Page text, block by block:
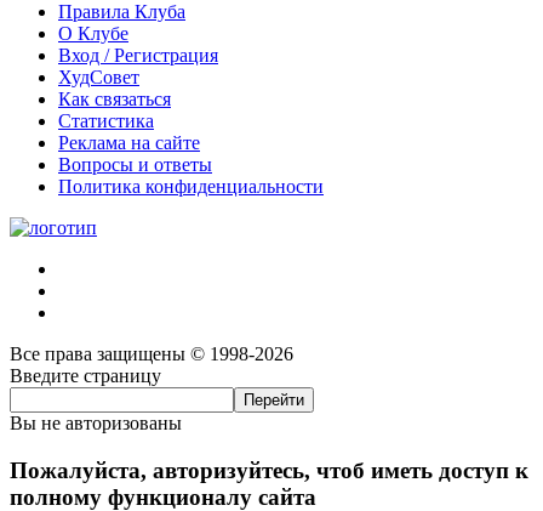
Правила Клуба
О Клубе
Вход / Регистрация
ХудСовет
Как связаться
Статистика
Реклама на сайте
Вопросы и ответы
Политика конфиденциальности
Все права защищены © 1998-2026
Введите страницу
Вы не авторизованы
Пожалуйста, авторизуйтесь, чтоб иметь доступ к
полному функционалу сайта